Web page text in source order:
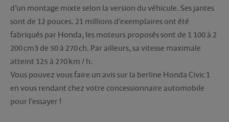
d’un montage mixte selon la version du véhicule. Ses jantes
sont de 12 pouces. 21 millions d’exemplaires ont été
fabriqués par Honda, les moteurs proposés sont de 1 100 à 2
200 cm3 de 50 à 270 ch. Par ailleurs, sa vitesse maximale
atteint 125 à 270 km / h.
Vous pouvez vous faire un avis sur la berline Honda Civic 1
en vous rendant chez votre concessionnaire automobile
pour l’essayer !